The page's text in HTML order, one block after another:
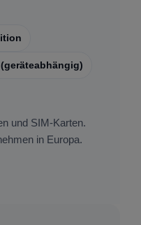
und SIM-Karten.
in Europa.